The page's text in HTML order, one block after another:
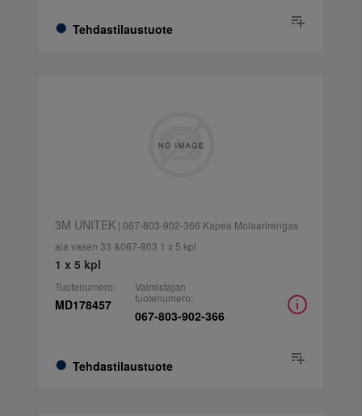
Tehdastilaustuote
3M UNITEK| 067-803-902-366 Kapea Molaarirengas
ala vasen 33 &067-803 1 x 5 kpl
1 x 5 kpl
Tuotenumero:
MD178457
Tehdastilaustuote
Valmistajan
tuotenumero:
067-803-902-366